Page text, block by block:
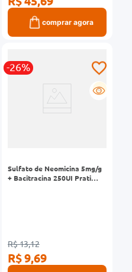
comprar agora
-26%
G
Sulfato de Neomicina 5mg/g
+ Bacitracina 250UI Prati
R$ 13,12
R$ 9,69